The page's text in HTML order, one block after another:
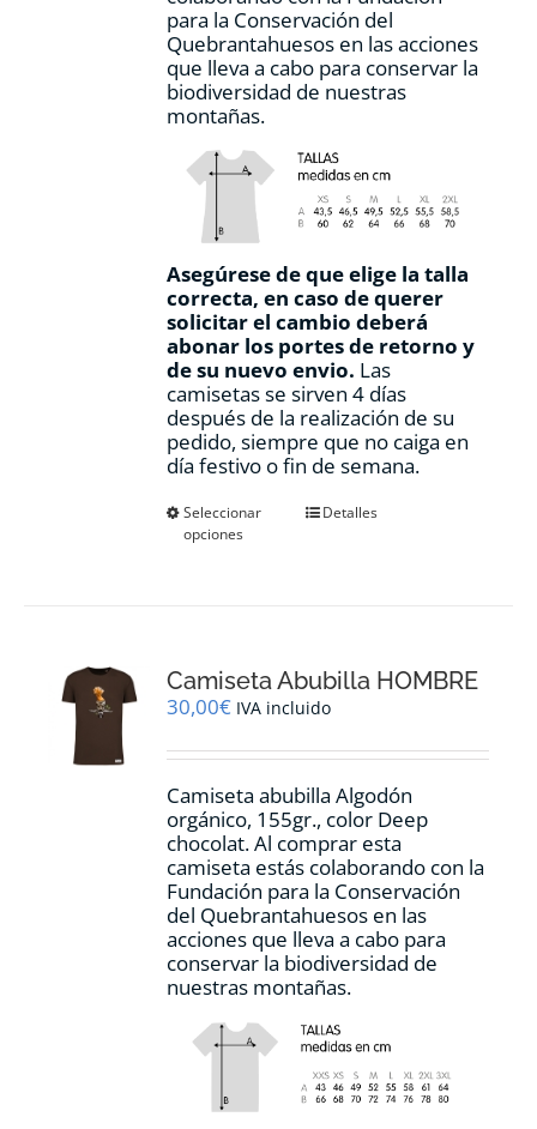
para la Conservación del
Quebrantahuesos en las acciones
que lleva a cabo para conservar la
biodiversidad de nuestras
montañas.
Asegúrese de que elige la talla
correcta, en caso de querer
solicitar el cambio deberá
abonar los portes de retorno y
de su nuevo envio. Las
camisetas se sirven 4 días
después de la realización de su
pedido, siempre que no caiga en
día festivo o fin de semana.
Seleccionar
opciones
Este
se
pueden
en
página
de
producto
Detalles
Camiseta Abubilla HOMBRE
30,00€ IVA incluido
Camiseta abubilla Algodón
orgánico, 155gr., color Deep
chocolat. Al comprar esta
camiseta estás colaborando con la
Fundación para la Conservación
del Quebrantahuesos en las
acciones que lleva a cabo para
conservar la biodiversidad de
nuestras montañas.